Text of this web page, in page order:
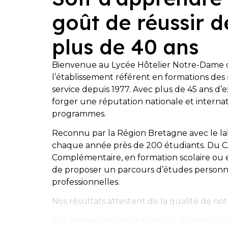
goût de réussir
plus de 40 ans
Bienvenue au Lycée Hôtelier Notre-Dame
l’établissement référent en formations
service depuis 1977. Avec plus de 45 ans
forger une réputation nationale et
programmes.
Reconnu par la Région Bretagne avec le
chaque année près de 200 étudiants. Du
Complémentaire, en formation scolaire
de proposer un parcours d’études
professionnelles.
Nos résultats attestent de la qualité de